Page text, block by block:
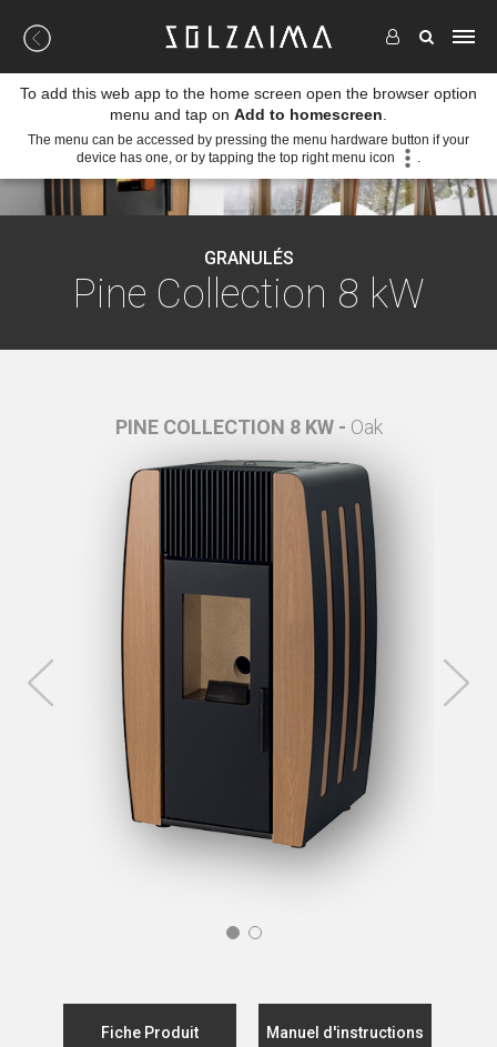
GRANULÉS
Pine Collection 8 kW
PINE COLLECTION 8 KW - Oak
Fiche Produit Manuel d'instructions
To add this web app to the home screen open the browser option
menu and tap on Add to homescreen
The menu can be accessed by pressing the menu hardware button if your
device has one, or by tapping the top right menu icon
.